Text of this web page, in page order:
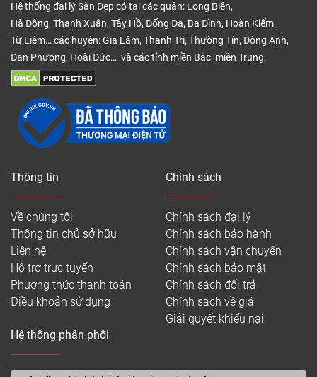
Hệ thống đại lý Sàn Đẹp có tại các quận: Long Biên,
Hà Đông, Thanh Xuân, Tây Hồ, Đống Đa, Ba Đình, Hoàn Kiếm,
Từ Liêm… các huyện: Gia Lâm, Thanh Trì, Thường Tín, Đông Anh,
Đan Phượng, Hoài Đức… và các tỉnh miền Bắc, miền Trung.
Thông tin
Về chúng tôi
Thông tin chủ sở hữu
Liên hệ
Hỗ trợ trực tuyến
Phương thức thanh toán
Điều khoản sử dụng
Chính sách
Chính sách đại lý
Chính sách bảo hành
Chính sách vận chuyển
Chính sách bảo mật
Chính sách đổi trả
Chính sách về giá
Giải quyết khiếu nại
Hệ thống phân phối